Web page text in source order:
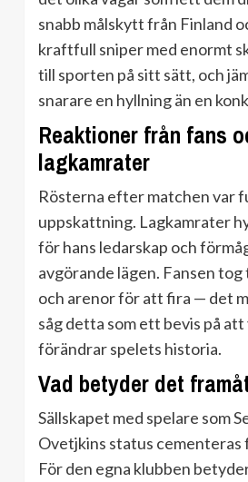
snabb målskytt från Finland
kraftfull sniper med enormt
till sporten på sitt sätt, och
snarare en hyllning än en
Reaktioner från fans
lagkamrater
Rösterna efter matchen var
uppskattning. Lagkamrater
för hans ledarskap och
avgörande lägen. Fansen
och arenor för att fira — det
såg detta som ett bevis på att
förändrar spelets historia.
Vad betyder det
Sällskapet med spelare som
Ovetjkins status
För den egna klubben